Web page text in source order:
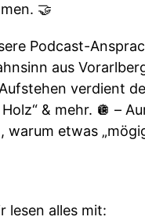
🤝
Podcast-
aus
verdient
& mehr. 🪩 –
etwas
lesen alles mit: